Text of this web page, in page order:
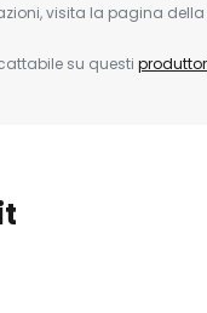
visita la pagina
su questi